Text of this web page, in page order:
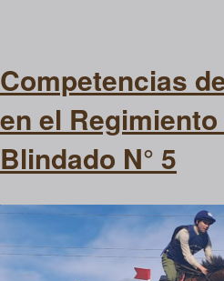
Competencias
en el
Blindado N° 5